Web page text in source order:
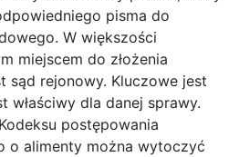
pisma do
W większości
miejscem do złożenia
sąd rejonowy. Kluczowe jest
właściwy dla danej sprawy.
postępowania
o alimenty można wytoczyć